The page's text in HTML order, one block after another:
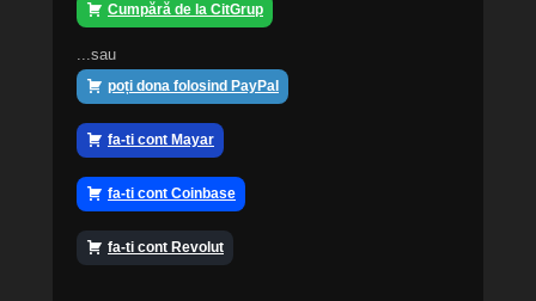
Cumpără de la CitGrup
...sau
poți dona folosind PayPal
fa-ti cont Mayar
fa-ti cont Coinbase
fa-ti cont Revolut